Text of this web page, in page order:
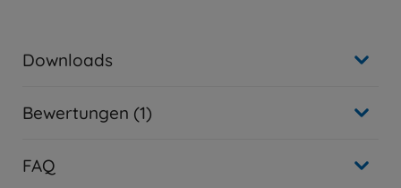
Downloads
Bewertungen (1)
FAQ